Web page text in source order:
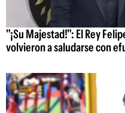
"¡Su Majestad!": El Rey
volvieron a saludarse con